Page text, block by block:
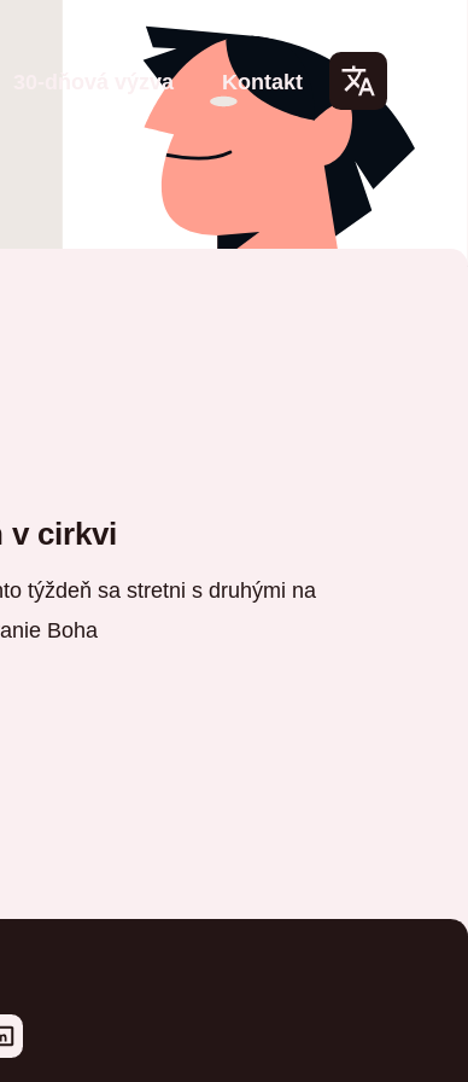
Lang
uage
30-dňová výzva Kontakt
v cirkvi
týždeň sa stretni s druhými na
Boha